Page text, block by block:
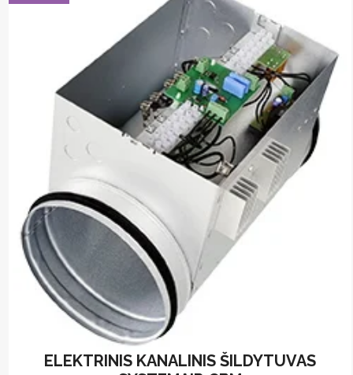
ELEKTRINIS KANALINIS ŠILDYTUVAS